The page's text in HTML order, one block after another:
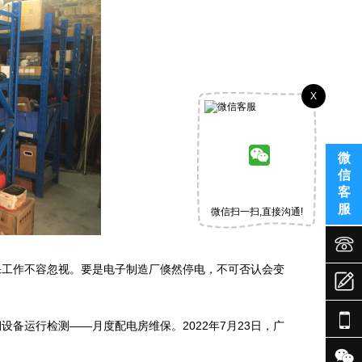
作不容忽视。要是电子制造厂倏然停电，不可否认会变
备运行检测——月度配电房维保。2022年7月23日，广
微
信
客
服
X
微信扫一扫,直接沟通!




